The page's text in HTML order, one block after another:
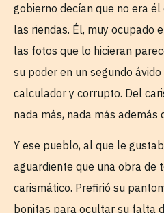
gobierno decían que no era
las riendas. Él, muy ocupado
las fotos que lo hicieran
su poder en un segundo
calculador y corrupto. Del
nada más, nada más además
Y ese pueblo, al que le
aguardiente que una obra de
carismático. Prefirió su
bonitas para ocultar su falta